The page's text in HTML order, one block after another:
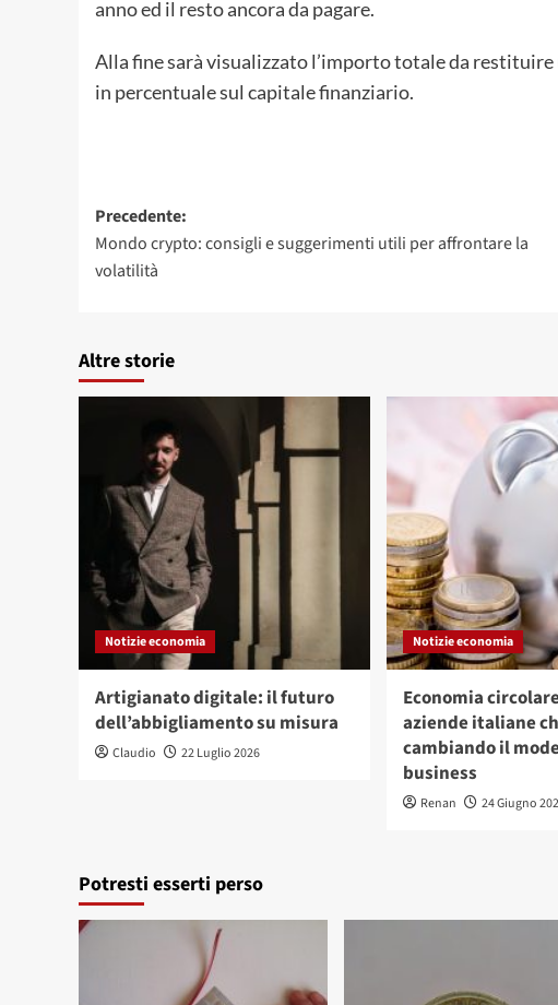
anno ed il resto ancora da pagare.
Alla fine sarà visualizzato l’importo totale da
in percentuale sul capitale finanziario.
Navigazione
articolo
Precedente:
Mondo crypto: consigli e suggerimenti utili per affrontare la
volatilità
Altre storie
Notizie economia
Artigianato digitale: il futuro
dell’abbigliamento su misura
Claudio 22 Luglio 2026
Notizie economia
Economia
aziende italiane
cambiando il
business
Renan 24 Giugno
Potresti esserti perso